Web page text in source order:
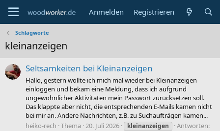
Anmelden Registrieren
Schlagworte
kleinanzeigen
Seltsamkeiten bei Kleinanzeigen
Hallo, gestern wollte ich mich mal wieder bei Kleinanzeigen
einloggen und bekam eine Meldung, dass ich aufgrund
ungewöhnlicher Aktivitäten mein Passwort zurücksetzen soll.
Das klappte aber nicht, die entsprechenden E-Mails kamen nicht
bei mir an. Andere Nachrichten, z.B. zu Suchaufträgen kamen...
heiko-rech Thema 20. Juli 2026 kleinanzeigen
Antworten: